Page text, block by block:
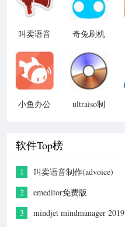
叫卖语音
(advoice)
奇兔刷机
小鱼办公
ultraiso制
软件Top榜
1
叫卖语音制作(advoice)
2
emeditor免费版
3
mindjet mindmanager 2019